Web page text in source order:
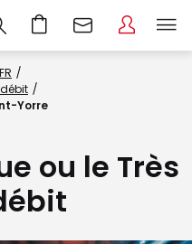
Yorre
ou le Très